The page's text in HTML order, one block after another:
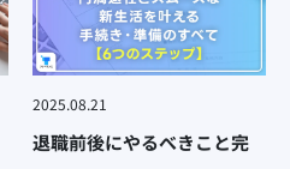
2025.08.21
退職前後にやるべきこと完